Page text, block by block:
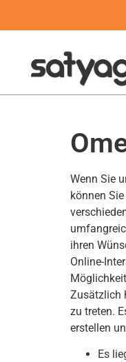
Wenn Sie
können
ihren
Online-
Zusätzlich
zu treten.
erstellen
Es